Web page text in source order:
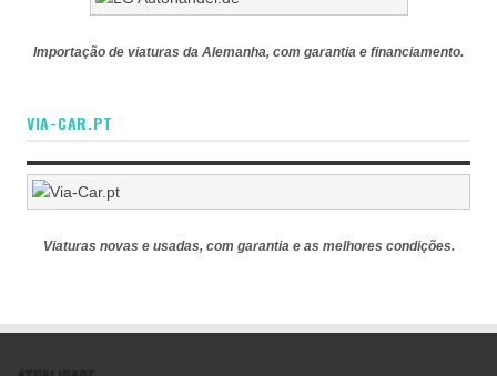
Importação de viaturas da Alemanha, com garantia e financiamento.
VIA-CAR.PT
Viaturas novas e usadas, com garantia e as melhores condições.